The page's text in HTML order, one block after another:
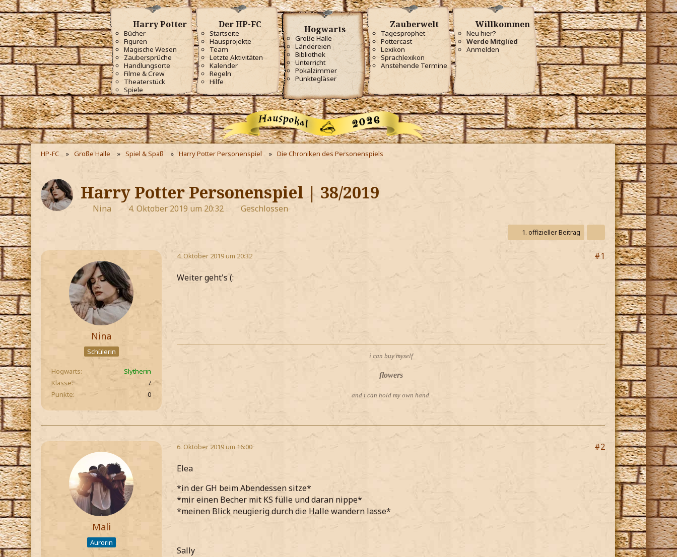
Harry Potter
Bücher
Figuren
Magische Wesen
Zaubersprüche
Handlungsorte
Filme & Crew
Theaterstück
Spiele
Der HP-FC
Startseite
Hausprojekte
Team
Letzte Aktivitäten
Kalender
Regeln
Hilfe
Hogwarts
Große Halle
Ländereien
Bibliothek
Unterricht
Pokalzimmer
Punktegläser
Zauberwelt
Tagesprophet
Pottercast
Lexikon
Sprachlexikon
Anstehende Termine
Willkommen
Neu hier?
Werde Mitglied
Anmelden
HP-FC Große Halle Spiel & Spaß Harry Potter Personenspiel Die Chroniken des Personenspiels
Harry Potter Personenspiel | 38/2019
Nina 4. Oktober 2019 um 20:32 Geschlossen
1. offizieller Beitrag
Nina
Schülerin
Hogwarts
Slytherin
Klasse
7
Punkte
0
4. Oktober 2019 um 20:32
#1
Weiter geht's (:
i can buy myself
flowers
and i can hold my own hand.
Mali
Aurorin
6. Oktober 2019 um 16:00
#2
Elea
*in der GH beim Abendessen sitze*
*mir einen Becher mit KS fülle und daran nippe*
*meinen Blick neugierig durch die Halle wandern lasse*
Sally